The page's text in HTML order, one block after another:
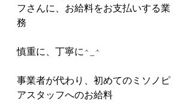
フさんに、お給料をお支払いする業
務
慎重に、丁寧に^_^
事業者が代わり、初めてのミソノピ
アスタッフへのお給料